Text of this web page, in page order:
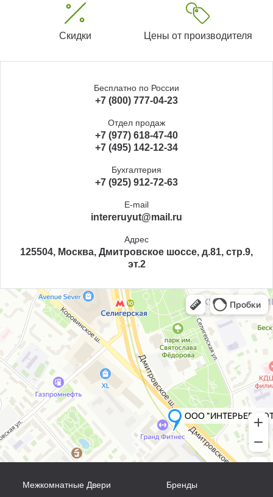
Скидки Цены от производителя
Бесплатно по России
+7 (800) 777-04-23
Отдел продаж
+7 (977) 618-47-40
+7 (495) 142-12-34
Бухгалтерия
+7 (925) 912-72-63
E-mail
intereruyut@mail.ru
Адрес
125504, Москва, Дмитровское шоссе, д.81, стр.9,
эт.2
Межкомнатные Двери
Бренды